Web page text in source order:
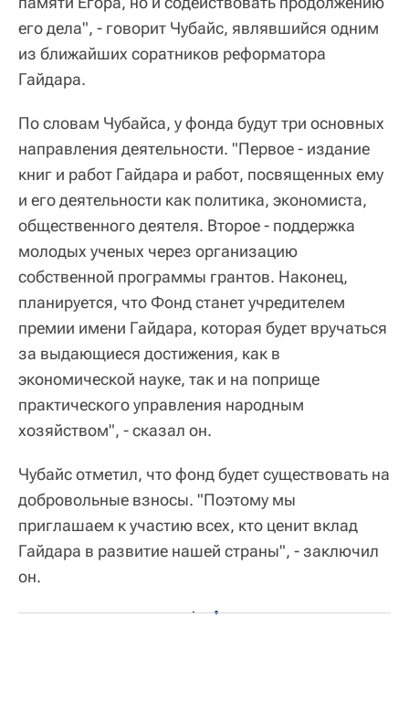
его дела", - говорит Чубайс, являвшийся одним
из ближайших соратников реформатора
Гайдара.
По словам Чубайса, у фонда будут три основных
направления деятельности. "Первое - издание
книг и работ Гайдара и работ, посвященных ему
и его деятельности как политика, экономиста,
общественного деятеля. Второе - поддержка
молодых ученых через организацию
собственной программы грантов. Наконец,
планируется, что Фонд станет учредителем
премии имени Гайдара, которая будет вручаться
за выдающиеся достижения, как в
экономической науке, так и на поприще
практического управления народным
хозяйством", - сказал он.
Чубайс отметил, что фонд будет существовать на
добровольные взносы. "Поэтому мы
приглашаем к участию всех, кто ценит вклад
Гайдара в развитие нашей страны", - заключил
он.